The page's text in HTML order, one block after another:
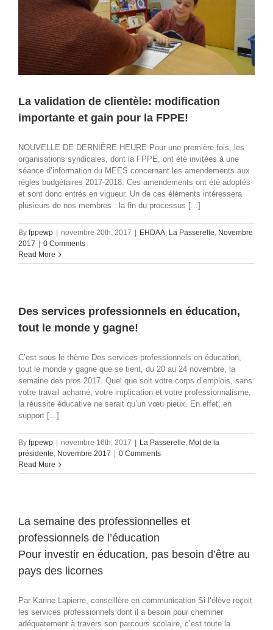
La validation de clientèle: modification
importante et gain pour la FPPE!
NOUVELLE DE DERNIÈRE HEURE Pour une première fois, les
organisations syndicales, dont la FPPE, ont été invitées à une
séance d’information du MEES concernant les amendements aux
règles budgétaires 2017-2018. Ces amendements ont été adoptés
et sont donc entrés en vigueur. Un de ces éléments intéressera
plusieurs de nos membres : la fin du processus [...]
By fppewp novembre 20th, 2017 EHDAA, La Passerelle, Novembre
2017
0 Comments
Read More
Des services professionnels en éducation,
tout le monde y gagne!
C’est sous le thème Des services professionnels en éducation,
tout le monde y gagne que se tient, du 20 au 24 novembre, la
semaine des pros 2017. Quel que soit votre corps d’emplois, sans
votre travail acharné, votre implication et votre professionnalisme,
la réussite éducative ne serait qu’un vœu pieux. En effet, en
support [...]
By fppewp novembre 16th, 2017 La Passerelle, Mot de la
présidente, Novembre 2017
0 Comments
Read More
La semaine des professionnelles et
professionnels de l’éducation
Pour investir en éducation, pas besoin d’être au
pays des licornes
Par Karine Lapierre, conseillère en communication Si l’élève reçoit
les services professionnels dont il a besoin pour cheminer
adéquatement à travers son parcours scolaire, c’est toute la